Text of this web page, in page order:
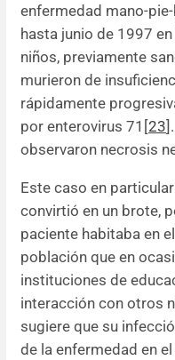
enfermedad mano-
hasta junio de 1997
niños, previamente
murieron de
rápidamente
por enterovirus 71[23
observaron necrosis
Este caso en
convirtió en un brote,
paciente habitaba en
población que en
instituciones de
interacción con otros
sugiere que su
de la enfermedad en